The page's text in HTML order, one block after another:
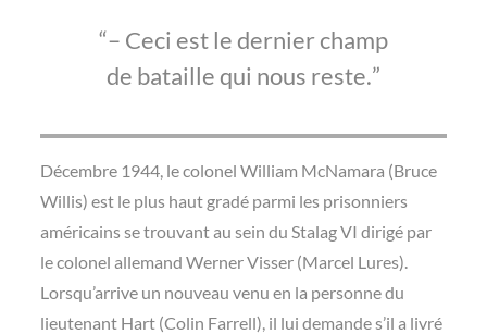
– Ceci est le dernier champ
de bataille qui nous reste.
Décembre 1944, le colonel William McNamara (Bruce
Willis) est le plus haut gradé parmi les prisonniers
américains se trouvant au sein du Stalag VI dirigé par
le colonel allemand Werner Visser (Marcel Lures).
Lorsqu’arrive un nouveau venu en la personne du
lieutenant Hart (Colin Farrell), il lui demande s’il a livré